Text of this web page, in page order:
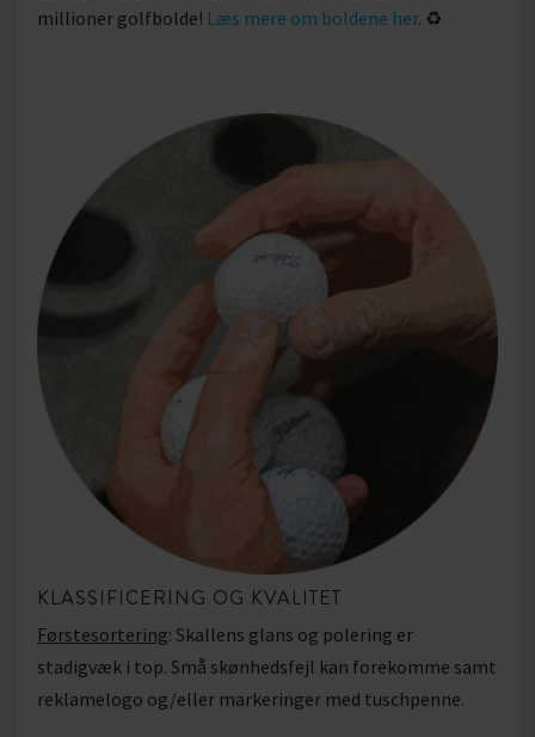
millioner golfbolde! Læs mere om boldene her. ♻
KLASSIFICERING OG KVALITET
Førstesortering: Skallens glans og polering er
stadigvæk i top. Små skønhedsfejl kan forekomme samt
reklamelogo og/eller markeringer med tuschpenne.